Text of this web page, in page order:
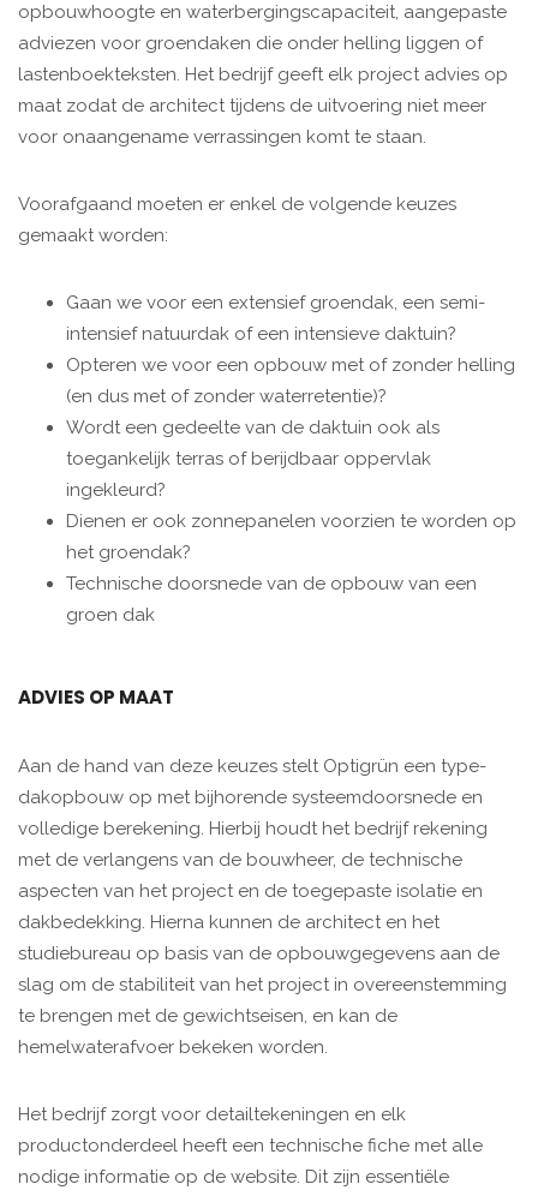
opbouwhoogte en waterbergingscapaciteit, aangepaste
adviezen voor groendaken die onder helling liggen of
lastenboekteksten. Het bedrijf geeft elk project advies op
maat zodat de architect tijdens de uitvoering niet meer
voor onaangename verrassingen komt te staan.
Voorafgaand moeten er enkel de volgende keuzes
gemaakt worden:
Gaan we voor een extensief groendak, een semi-
intensief natuurdak of een intensieve daktuin?
Opteren we voor een opbouw met of zonder helling
(en dus met of zonder waterretentie)?
Wordt een gedeelte van de daktuin ook als
toegankelijk terras of berijdbaar oppervlak
ingekleurd?
Dienen er ook zonnepanelen voorzien te worden op
het groendak?
Technische doorsnede van de opbouw van een
groen dak
ADVIES OP MAAT
Aan de hand van deze keuzes stelt Optigrün een type-
dakopbouw op met bijhorende systeemdoorsnede en
volledige berekening. Hierbij houdt het bedrijf rekening
met de verlangens van de bouwheer, de technische
aspecten van het project en de toegepaste isolatie en
dakbedekking. Hierna kunnen de architect en het
studiebureau op basis van de opbouwgegevens aan de
slag om de stabiliteit van het project in overeenstemming
te brengen met de gewichtseisen, en kan de
hemelwaterafvoer bekeken worden.
Het bedrijf zorgt voor detailtekeningen en elk
productonderdeel heeft een technische fiche met alle
nodige informatie op de website. Dit zijn essentiële